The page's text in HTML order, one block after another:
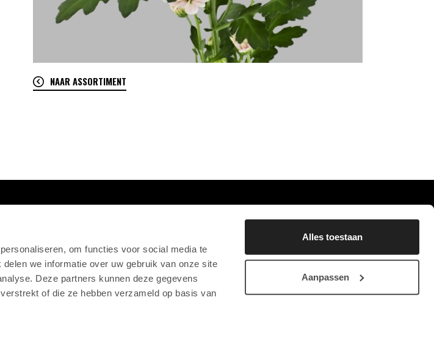
om functies voor social media te
we informatie over uw gebruik van onze site
Deze partners kunnen deze gegevens
of die ze hebben verzameld op basis van
Alles toestaan
Aanpassen
NAAR ASSORTIMENT
BLIJF OP DE HOOGTE
AANMELDEN NIEUWSBRIEF